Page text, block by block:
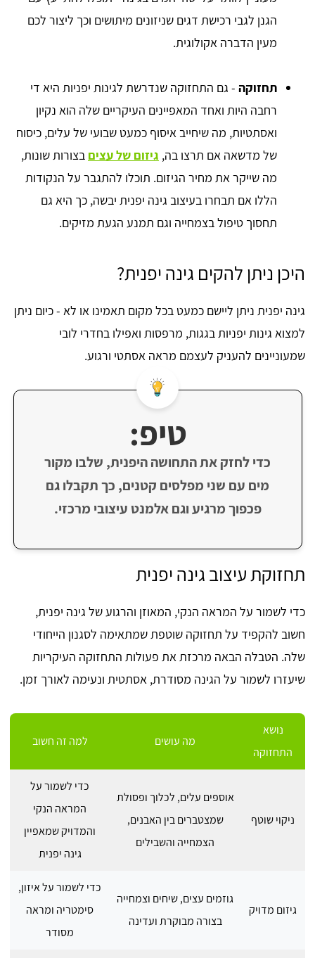
הגנן לגבי רכישת דגים שניזונים מיתושים וכך ליצור לכם
מעין הדברה אקולוגית.
תחזוקה - גם התחזוקה שנדרשת לגינות יפניות היא די
רחבה היות ואחד המאפיינים העיקריים שלה הוא נקיון
ואסתטיות, מה שיחייב איסוף כמעט שבועי של עלים, כיסוח
של מדשאה אם תרצו בה, גיזום של עצים בצורות שונות,
מה שייקר את מחיר הגיזום. תוכלו להתגבר על הנקודות
הללו אם תבחרו בעיצוב גינה יפנית יבשה, כך היא גם
תחסוך טיפול בצמחייה וגם תמנע הגעת מזיקים.
היכן ניתן להקים גינה יפנית?
גינה יפנית ניתן ליישם כמעט בכל מקום תאמינו או לא - כיום ניתן
למצוא גינות יפניות בגגות, מרפסות ואפילו בחדרי לובי
שמעוניינים להעניק לעצמם מראה אסתטי ורגוע.
טיפ:
כדי לחזק את התחושה היפנית, שלבו מקור
מים עם שני מפלסים קטנים, כך תקבלו גם
פכפוך מרגיע וגם אלמנט עיצובי מרכזי.
תחזוקת עיצוב גינה יפנית
כדי לשמור על המראה הנקי, המאוזן והרגוע של גינה יפנית,
חשוב להקפיד על תחזוקה שוטפת שמתאימה לסגנון הייחודי
שלה. הטבלה הבאה מרכזת את פעולות התחזוקה העיקריות
שיעזרו לשמור על הגינה מסודרת, אסתטית ונעימה לאורך זמן.
נושא
התחזוקה
מה עושים למה זה חשוב
ניקוי שוטף
אוספים עלים, לכלוך ופסולת
שמצטברים בין האבנים,
הצמחייה והשבילים
כדי לשמור על
המראה הנקי
והמדויק שמאפיין
גינה יפנית
גיזום מדויק
גוזמים עצים, שיחים וצמחייה
בצורה מבוקרת ועדינה
כדי לשמור על איזון,
סימטריה ומראה
מסודר